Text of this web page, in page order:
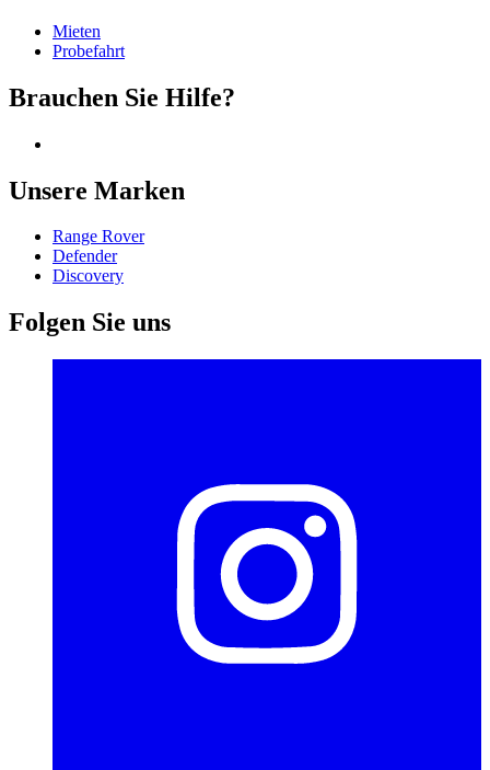
Mieten
Probefahrt
Brauchen Sie Hilfe?
Unsere Marken
Range Rover
Defender
Discovery
Folgen Sie uns